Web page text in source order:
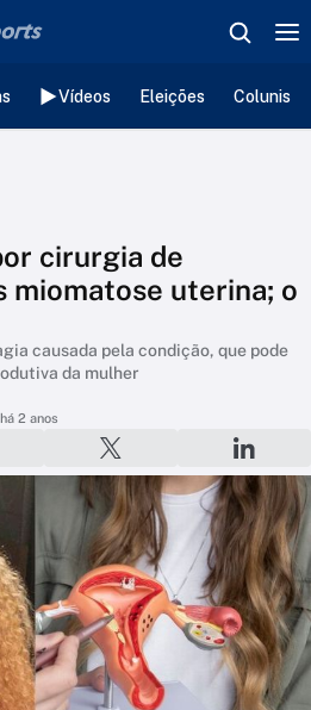
Vídeos Eleições
cirurgia de
miomatose uterina; o
causada pela condição, que pode
da mulher
2 anos